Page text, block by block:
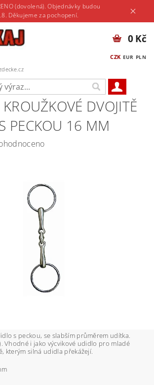
(dovolená). Objednávky budou
Děkujeme za pochopení.
CZK EUR PLN
0 Kč
DVOJITĚ
PECKOU 16 MM
s peckou, se slabším průměrem udítka.
Vhodné i jako výcvikové udidlo pro mladé
kterým silná udidla překážejí.